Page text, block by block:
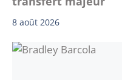
8 août 2026